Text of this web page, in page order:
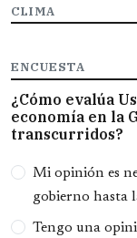
CLIMA
ENCUESTA
¿Cómo evalúa
economía en la
transcurridos?
Opciones
Mi opinión es
gobierno hasta
Tengo una